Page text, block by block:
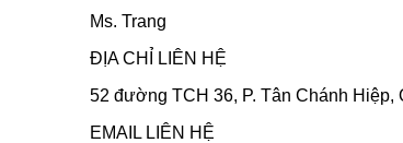
Ms. Trang
ĐỊA CHỈ LIÊN HỆ
52 đường TCH 36, P. Tân Chánh Hiệp,
EMAIL LIÊN HỆ